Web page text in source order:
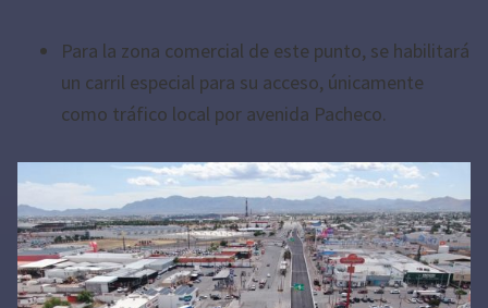
Para la zona comercial de este punto, se habilitará
un carril especial para su acceso, únicamente
como tráfico local por avenida Pacheco.